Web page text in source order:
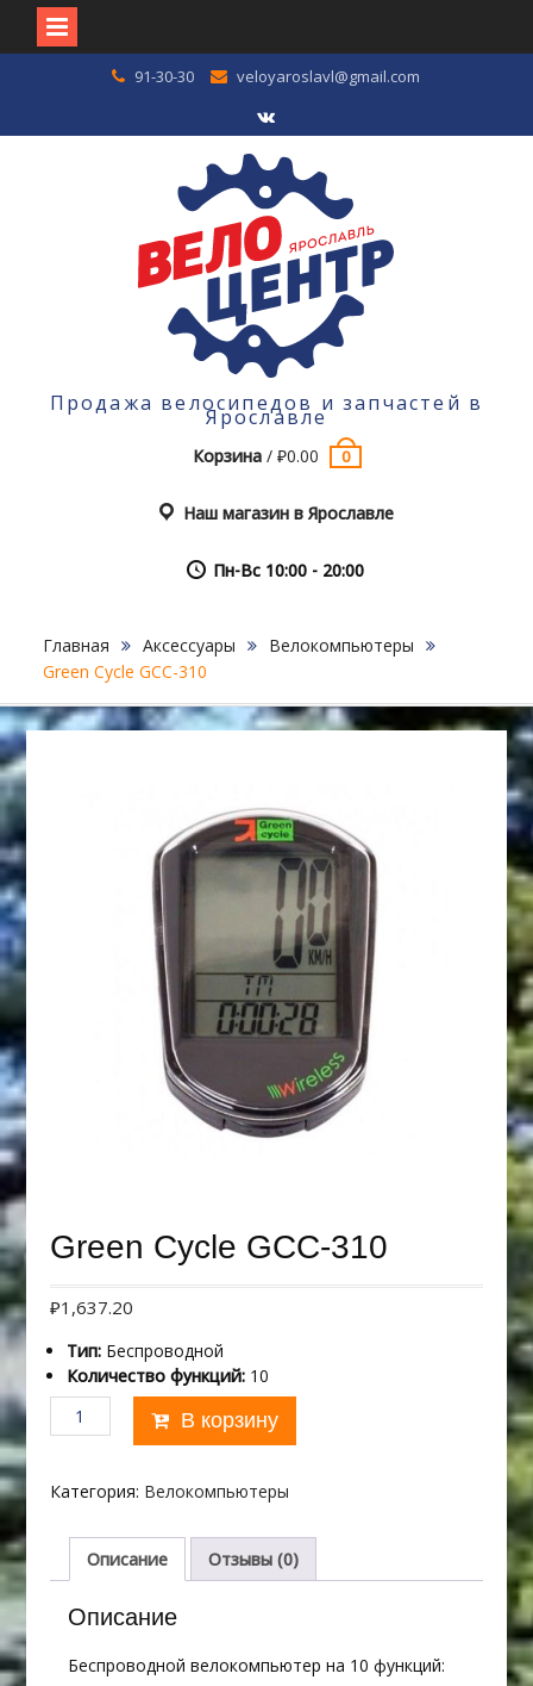
91-30-30 veloyaroslavl@gmail.com
VK
Продажа велосипедов и запчастей в
Ярославле
Корзина /₽0.00 0
Наш магазин в Ярославле
Пн-Вс 10:00 - 20:00
Главная Аксессуары
Велокомпьютеры
Green Cycle GCC-310
Green Cycle GCC-310
₽1,637.20
Тип:Беспроводной
Количество функций:10
Количество
товара
Cycle
310
В корзину
Категория: Велокомпьютеры
Описание Отзывы (0)
Описание
Беспроводной велокомпьютер на 10 функций: